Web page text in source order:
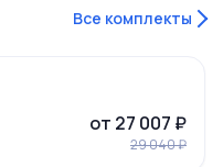
Все комплекты
от 27 007 ₽
29 040 ₽